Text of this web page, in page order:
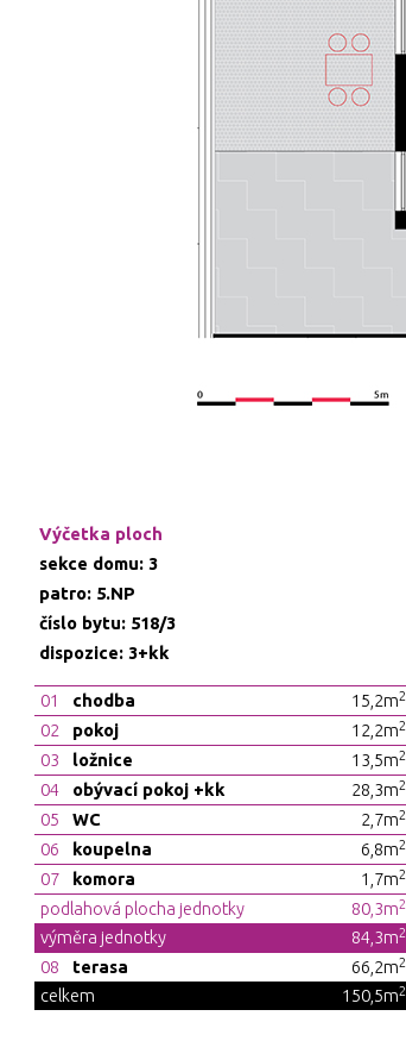
Výčetka ploch
sekce domu: 3
patro: 5.NP
číslo bytu: 518/3
dispozice: 3+kk
01 chodba 15,2m2
02 pokoj 12,2m2
03 ložnice 13,5m2
04 obývací pokoj +kk 28,3m2
05 WC 2,7m2
06 koupelna 6,8m2
07 komora 1,7m2
podlahová plocha jednotky 80,3m2
výměra jednotky 84,3m2
08 terasa 66,2m2
celkem 150,5m2